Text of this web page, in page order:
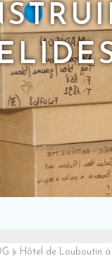
Hôtel de Louboutin à